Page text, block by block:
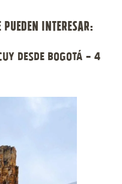
INTERESAR:
desde Bogotá - 4